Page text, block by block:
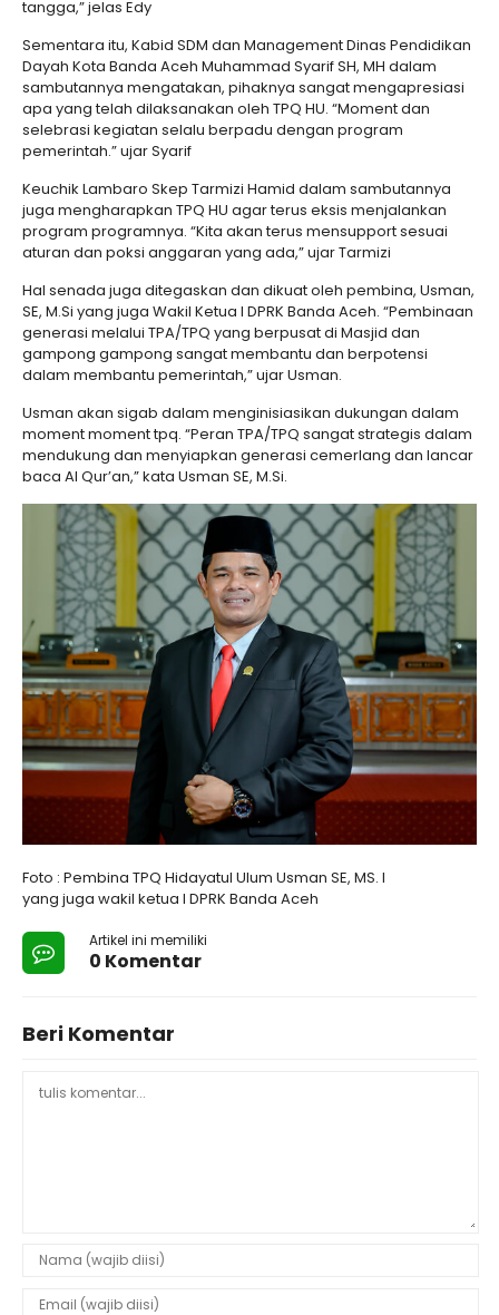
tangga,” jelas Edy
Sementara itu, Kabid SDM dan Management Dinas Pendidikan
Dayah Kota Banda Aceh Muhammad Syarif SH, MH dalam
sambutannya mengatakan, pihaknya sangat mengapresiasi
apa yang telah dilaksanakan oleh TPQ HU. “Moment dan
selebrasi kegiatan selalu berpadu dengan program
pemerintah.” ujar Syarif
Keuchik Lambaro Skep Tarmizi Hamid dalam sambutannya
juga mengharapkan TPQ HU agar terus eksis menjalankan
program programnya. “Kita akan terus mensupport sesuai
aturan dan poksi anggaran yang ada,” ujar Tarmizi
Hal senada juga ditegaskan dan dikuat oleh pembina, Usman,
SE, M.Si yang juga Wakil Ketua I DPRK Banda Aceh. “Pembinaan
generasi melalui TPA/TPQ yang berpusat di Masjid dan
gampong gampong sangat membantu dan berpotensi
dalam membantu pemerintah,” ujar Usman.
Usman akan sigab dalam menginisiasikan dukungan dalam
moment moment tpq. “Peran TPA/TPQ sangat strategis dalam
mendukung dan menyiapkan generasi cemerlang dan lancar
baca Al Qur’an,” kata Usman SE, M.Si.
Foto : Pembina TPQ Hidayatul Ulum Usman SE, MS. I
yang juga wakil ketua I DPRK Banda Aceh
Artikel ini memiliki
0 Komentar
Beri Komentar